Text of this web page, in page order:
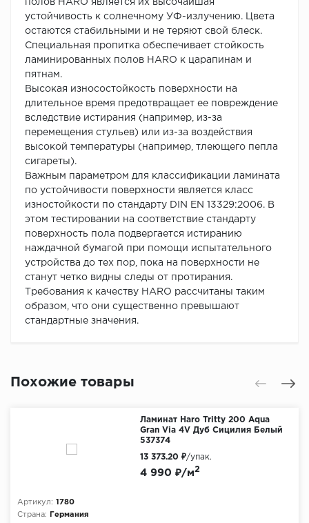
полов HARO является их высочайшая
устойчивость к солнечному УФ-излучению. Цвета
остаются стабильными и не теряют свой блеск.
Специальная пропитка обеспечивает стойкость
ламинированных полов HARO к царапинам и
пятнам.
Высокая износостойкость поверхности на
длительное время предотвращает ее повреждение
вследствие истирания (например, из-за
перемещения стульев) или из-за воздействия
высокой температуры (например, тлеющего пепла
сигареты).
Важным параметром для классификации ламината
по устойчивости поверхности является класс
изностойкости по стандарту DIN EN 13329:2006. В
этом тестировании на соответствие стандарту
поверхность пола подвергается истиранию
наждачной бумагой при помощи испытательного
устройства до тех пор, пока на поверхности не
станут четко видны следы от протирания.
Требования к качеству HARO рассчитаны таким
образом, что они существенно превышают
стандартные значения.
Похожие товары
Ламинат Haro Tritty 200 Aqua
Gran Via 4V Дуб Сицилия Белый
537374
Артикул: 1780
Страна:
Германия
4 990 ₽/м2
13 373.20 ₽/упак.